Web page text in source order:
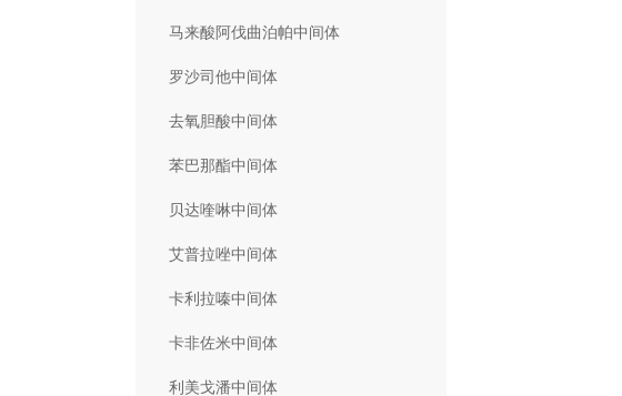
马来酸阿伐曲泊帕中间体
罗沙司他中间体
去氧胆酸中间体
苯巴那酯中间体
贝达喹啉中间体
艾普拉唑中间体
卡利拉嗪中间体
卡非佐米中间体
利美戈潘中间体